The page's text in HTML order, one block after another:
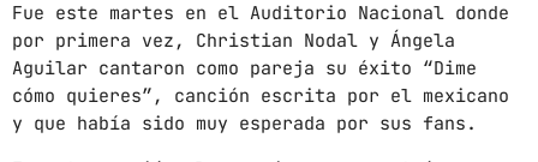
septiembre 2024
agosto 2024
julio 2024
Fue este martes en el Auditorio Nacional donde
por primera vez, Christian Nodal y Ángela
Aguilar cantaron como pareja su éxito “Dime
cómo quieres”, canción escrita por el mexicano
y que había sido muy esperada por sus fans.